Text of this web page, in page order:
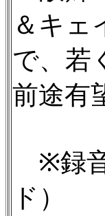
＆キェ
で、若
前途有
※録音
ド）